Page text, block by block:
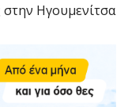
Ηγουμενίτσα